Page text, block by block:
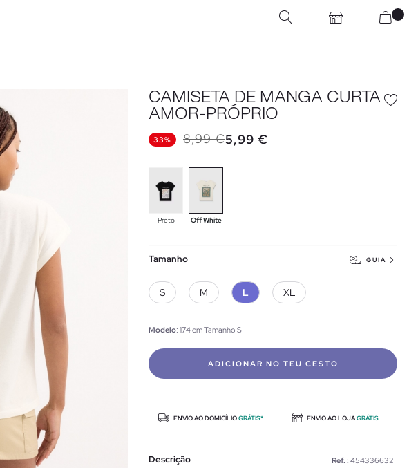
CAMISETA DE MANGA CURTA
AMOR-PRÓPRIO
33% 8,99 €5,99 €
Preto Off White
Tamanho GUIA
S M L XL
Modelo: 174 cm Tamanho S
ADICIONAR NO TEU CESTO
ENVIO AO DOMICÍLIOGRÁTIS* ENVIO AO LOJAGRÁTIS
Descrição Ref. : 454336632